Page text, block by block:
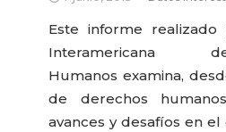
Este informe
Interamericana
Humanos examina,
de derechos
avances y desafíos en